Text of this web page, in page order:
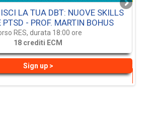
LA TUA DBT: NUOVE SKILLS
PTSD - PROF. MARTIN BOHUS
RES, durata 18:00 ore
18 crediti ECM
Sign up >